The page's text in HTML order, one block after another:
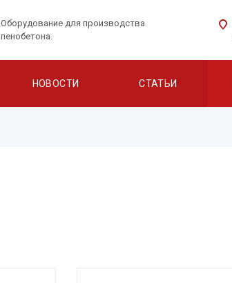
Оборудование для производства
пенобетона.
НОВОСТИ СТАТЬИ